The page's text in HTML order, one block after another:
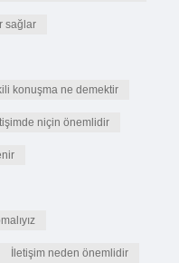
sağlar
konuşma ne demektir
niçin önemlidir
İletişim neden önemlidir